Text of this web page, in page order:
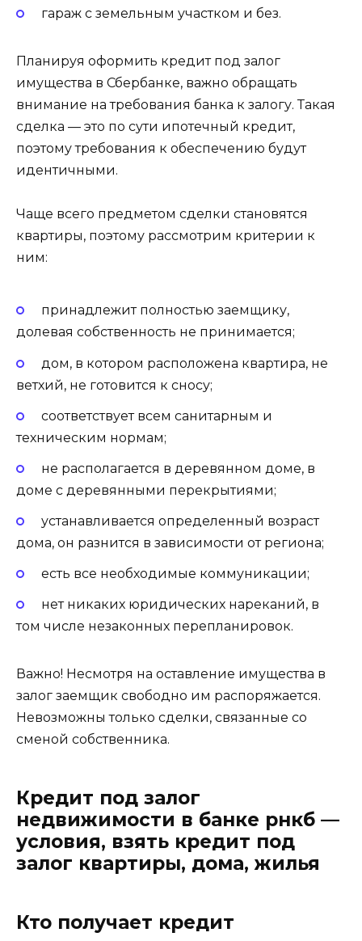
гараж с земельным участком и без.
Планируя оформить кредит под залог
имущества в Сбербанке, важно обращать
внимание на требования банка к залогу. Такая
сделка — это по сути ипотечный кредит,
поэтому требования к обеспечению будут
идентичными.
Чаще всего предметом сделки становятся
квартиры, поэтому рассмотрим критерии к
ним:
принадлежит полностью заемщику,
долевая собственность не принимается;
дом, в котором расположена квартира, не
ветхий, не готовится к сносу;
соответствует всем санитарным и
техническим нормам;
не располагается в деревянном доме, в
доме с деревянными перекрытиями;
устанавливается определенный возраст
дома, он разнится в зависимости от региона;
есть все необходимые коммуникации;
нет никаких юридических нареканий, в
том числе незаконных перепланировок.
Важно! Несмотря на оставление имущества в
залог заемщик свободно им распоряжается.
Невозможны только сделки, связанные со
сменой собственника.
Кредит под залог
недвижимости в банке рнкб —
условия, взять кредит под
залог квартиры, дома, жилья
Кто получает кредит